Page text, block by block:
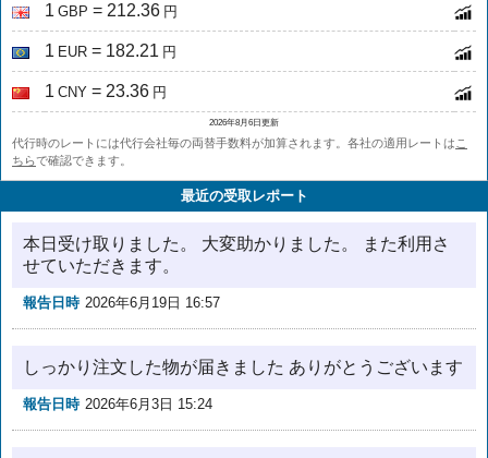
1 GBP = 212.36 円
1 EUR = 182.21 円
1 CNY = 23.36 円
2026年8月6日更新
代行時のレートには代行会社毎の両替手数料が加算されます。各社の適用レートはこ
ちらで確認できます。
最近の受取レポート
本日受け取りました。 大変助かりました。 また利用さ
せていただきます。
報告日時 2026年6月19日 16:57
しっかり注文した物が届きました ありがとうございます
報告日時 2026年6月3日 15:24